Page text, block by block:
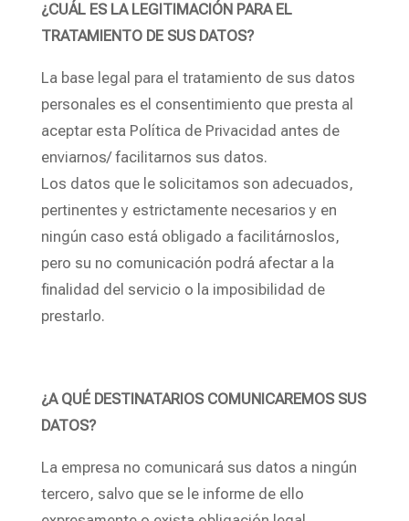
¿CUÁL ES LA LEGITIMACIÓN PARA EL
TRATAMIENTO DE SUS DATOS?
La base legal para el tratamiento de sus datos
personales es el consentimiento que presta al
aceptar esta Política de Privacidad antes de
enviarnos/ facilitarnos sus datos.
Los datos que le solicitamos son adecuados,
pertinentes y estrictamente necesarios y en
ningún caso está obligado a facilitárnoslos,
pero su no comunicación podrá afectar a la
finalidad del servicio o la imposibilidad de
prestarlo.
¿A QUÉ DESTINATARIOS COMUNICAREMOS SUS
DATOS?
La empresa no comunicará sus datos a ningún
tercero, salvo que se le informe de ello